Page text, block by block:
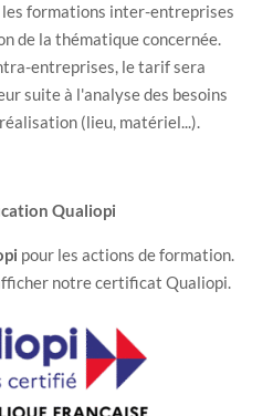
formations inter-entreprises
de la thématique concernée.
entreprises, le tarif sera
suite à l'analyse des besoins
(lieu, matériel...).
Qualiopi
pour les actions de formation.
notre certificat Qualiopi.